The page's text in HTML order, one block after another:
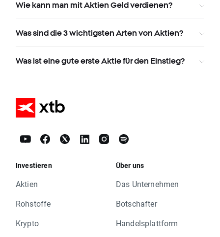
Wie kann man mit Aktien Geld verdienen?
Was sind die 3 wichtigsten Arten von Aktien?
Was ist eine gute erste Aktie für den Einstieg?
Investieren
Aktien
Rohstoffe
Krypto
Über uns
Das Unternehmen
Botschafter
Handelsplattform